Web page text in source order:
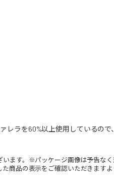
レラを60%以上使用しているの
ます。※パッケージ画像は予告な
商品の表示をご確認いただきますよ